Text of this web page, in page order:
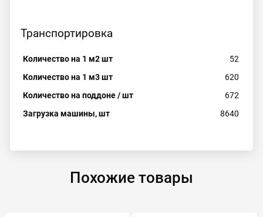
Транспортировка
Количество на 1 м2 шт
52
Количество на 1 м3 шт
620
Количество на поддоне / шт
672
Загрузка машины, шт
8640
Похожие товары